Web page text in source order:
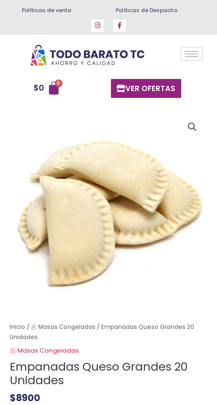
Políticas de venta Políticas de Despacho
$0 VER OFERTAS
Inicio / 🥟 Masas Congeladas / Empanadas Queso Grandes 20
Unidades
🥟 Masas Congeladas
Empanadas Queso Grandes 20
Unidades
$8900